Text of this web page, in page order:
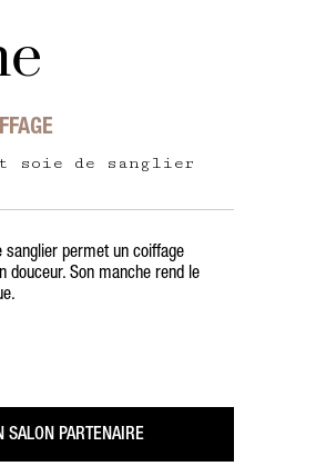
soie de sanglier
sanglier permet un coiffage
douceur. Son manche rend le
SALON PARTENAIRE